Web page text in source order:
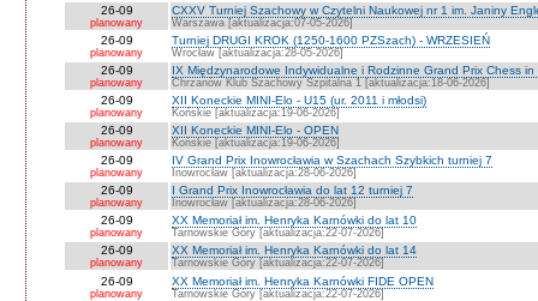
26-09
planowany
CXXV Turniej Szachowy w Czytelni Naukowej nr 1 im. Janiny
Warszawa [aktualizacja:07-05-2026]
26-09
planowany
Turniej DRUGI KROK (1250-1600 PZSzach) - WRZESIEŃ
Wrocław [aktualizacja:28-05-2026]
26-09
planowany
IX Międzynarodowe Indywidualne i Rodzinne Grand Prix Chess
Chrzanów Klub Szachowy Szpitalna 1 [aktualizacja:18-06-2026]
26-09
planowany
XII Koneckie MINI-Elo - U15 (ur. 2011 i młodsi)
Końskie [aktualizacja:19-06-2026]
26-09
planowany
XII Koneckie MINI-Elo - OPEN
Końskie [aktualizacja:19-06-2026]
26-09
planowany
IV Grand Prix Inowrocławia w Szachach Szybkich turniej 7
Inowrocław [aktualizacja:28-06-2026]
26-09
planowany
I Grand Prix Inowrocławia do lat 12 turniej 7
Inowrocław [aktualizacja:28-06-2026]
26-09
planowany
XX Memoriał im. Henryka Karnówki do lat 10
Tarnowskie Góry [aktualizacja:22-07-2026]
26-09
planowany
XX Memoriał im. Henryka Karnówki do lat 14
Tarnowskie Góry [aktualizacja:22-07-2026]
26-09
planowany
XX Memoriał im. Henryka Karnówki FIDE OPEN
Tarnowskie Góry [aktualizacja:22-07-2026]